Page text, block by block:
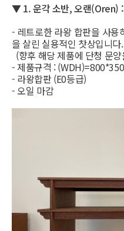
▼ 1. 운각 소반, 오랜(Oren)
- 레트로한 라왕 합판을 사용
을 살린 실용적인 찻상입니다.
(향후 해당 제품에 단청 문
- 제품규격 :
- 라왕합판 (E0등급)
- 오일 마감